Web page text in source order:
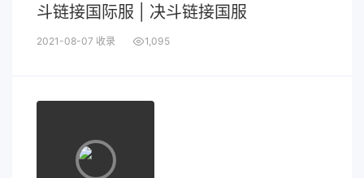
斗链接国际服 | 决斗链接国服
2021-08-07 收录 1,095